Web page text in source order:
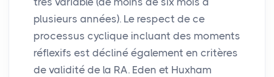
plusieurs années). Le respect de ce
processus cyclique incluant des moments
réflexifs est décliné également en critères
de validité de la RA. Eden et Huxham